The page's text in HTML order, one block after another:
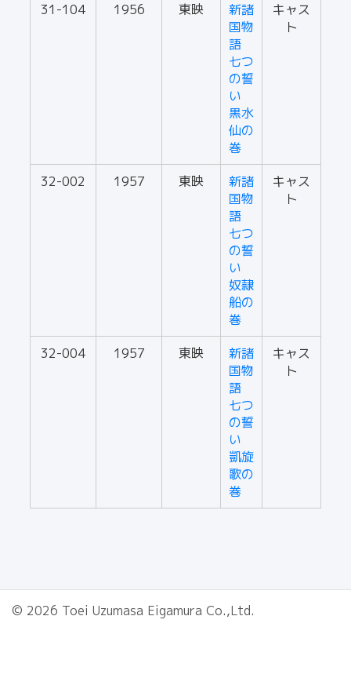
31-104 1956 東映
新諸
国物
語
七つ
の誓
い
黒水
仙の
巻
キャス
ト
32-002 1957 東映
新諸
国物
語
七つ
の誓
い
奴隷
船の
巻
キャス
ト
32-004 1957 東映
新諸
国物
語
七つ
の誓
い
凱旋
歌の
巻
キャス
ト
© 2026 Toei Uzumasa Eigamura Co.,Ltd.